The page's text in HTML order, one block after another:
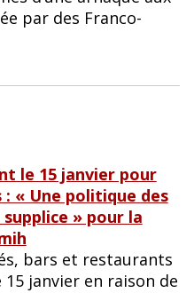
par des Franco-
le 15 janvier pour
« Une politique des
» pour la
bars et restaurants
15 janvier en raison de